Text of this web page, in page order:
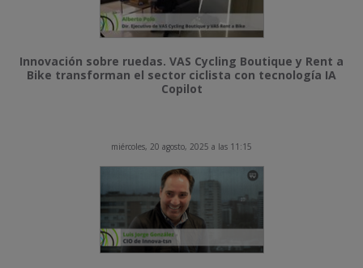
Innovación sobre ruedas. VAS Cycling Boutique y Rent a
Bike transforman el sector ciclista con tecnología IA
Copilot
miércoles, 20 agosto, 2025 a las 11:15